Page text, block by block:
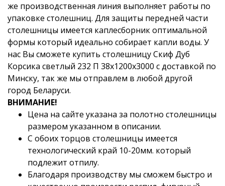
же производственная линия выполняет работы по
упаковке столешниц. Для защиты передней части
столешницы имеется каплесборник оптимальной
формы который идеально собирает капли воды. У
нас Вы сможете купить столешницу Скиф Дуб
Корсика светлый 232 П 38x1200x3000 с доставкой по
Минску, так же мы отправлем в любой другой
город Беларуси.
ВНИМАНИЕ!
Цена на сайте указана за полотно столешницы
размером указанном в описании.
С обоих торцов столешницы имеется
технологический край 10-20мм. который
подлежит отпилу.
Благодаря производству мы сможем быстро и